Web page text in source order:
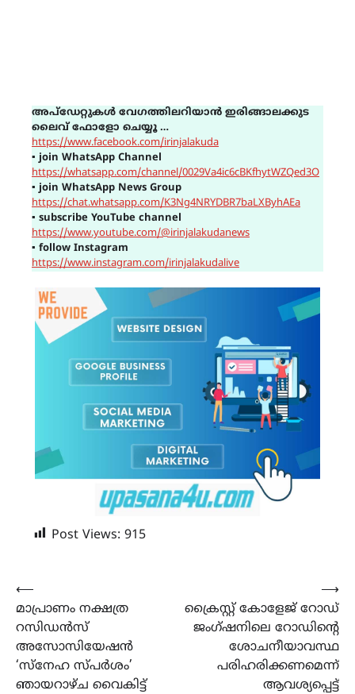
അപ്ഡേറ്റുകൾ വേഗത്തിലറിയാൻ ഇരിങ്ങാലക്കുട
ലൈവ് ഫോളോ ചെയ്യൂ …
https://www.facebook.com/irinjalakuda
▪ join WhatsApp Channel
https://whatsapp.com/channel/0029Va4ic6cBKfhytWZQed3O
▪ join WhatsApp News Group
https://chat.whatsapp.com/K3Ng4NRYDBR7baLXByhAEa
▪ subscribe YouTube channel
https://www.youtube.com/@irinjalakudanews
▪ follow Instagram
https://www.instagram.com/irinjalakudalive
Post Views: 915
Post
navigation
⟵
മാപ്രാണം നക്ഷത്ര
റസിഡൻസ്
അസോസിയേഷൻ
‘സ്നേഹ സ്പർശം’
ഞായറാഴ്ച വൈകിട്ട്
ക്രൈസ്റ്റ് കോളേജ് റോഡ്
ജംഗ്ഷനിലെ റോഡിന്റെ
ശോചനീയാവസ്ഥ
പരിഹരിക്കണമെന്ന്
ആവശ്യപ്പെട്ട്
⟶